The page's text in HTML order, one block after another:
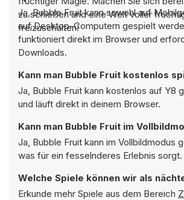
zu schießen und eine Welt voller
freizuschalten!
Ja, Bubble Fruit kann sowohl auf
auf Desktop-Computern gespielt
funktioniert direkt im Browser und
Downloads.
Kann man Bubble Fruit kostenlos
Ja, Bubble Fruit kann kostenlos auf Y8
und läuft direkt in deinem Browser.
Kann man Bubble Fruit im
Ja, Bubble Fruit kann im Vollbildmodus
was für ein fesselnderes Erlebnis sorgt.
Welche Spiele können wir als
Erkunde mehr Spiele aus dem Bereich